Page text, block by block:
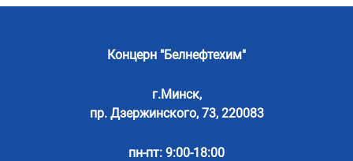
Концерн "Белнефтехим"
г.Минск,
пр. Дзержинского, 73, 220083
пн-пт: 9:00-18:00